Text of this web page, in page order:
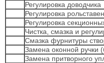
Регулировка доводчика
Регулировка рольставен
Регулировка
Чистка, смазка и
Смазка фурнитуры
Замена оконной ручки
Замена притворного